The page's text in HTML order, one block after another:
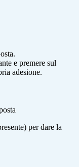
e premere sul
adesione.
per dare la